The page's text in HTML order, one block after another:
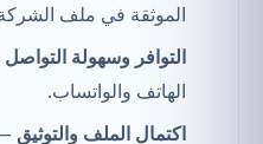
الموثقة في ملف الشركة
التوافر وسهولة التواصل
الهاتف والواتساب.
اكتمال الملف والتوثيق